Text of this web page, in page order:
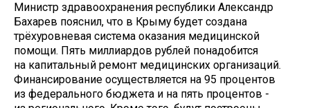
Министр здравоохранения республики Александр
Бахарев пояснил, что в Крыму будет создана
трёхуровневая система оказания медицинской
помощи. Пять миллиардов рублей понадобится
на капитальный ремонт медицинских организаций.
Финансирование осуществляется на 95 процентов
из федерального бюджета и на пять процентов -